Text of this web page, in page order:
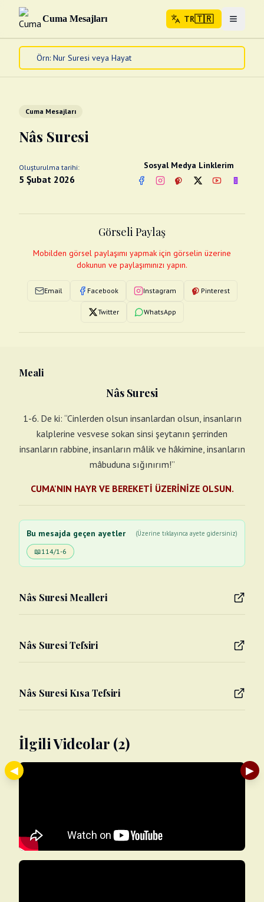
Cuma Mesajları TR🇹🇷 Menuyu
Ana Sayfa
Diğer
Abdest Videoları
Fotograflar
Cuma Mesajları
Nâs Suresi
Oluşturulma tarihi:
5 Şubat 2026
Sosyal Medya Linklerim
FacebookInstagram
PinterestTwitterYouTube
Görseli Paylaş
Mobilden görsel paylaşımı yapmak için görselin üzerine
dokunun ve paylaşımınızı yapın.
Email Facebook Instagram Pinterest
Twitter WhatsApp
Meali
Nâs Suresi
1-6. De ki: “Cinlerden olsun insanlardan olsun, insanların
kalplerine vesvese sokan sinsi şeytanın şerrinden
insanların rabbine, insanların mâlik ve hâkimine, insanların
mâbuduna sığınırım!”
CUMA'NIN HAYR VE BEREKETİ ÜZERİNİZE OLSUN.
Bu mesajda geçen ayetler (Üzerine tıklayınca ayete gidersiniz)
📖114/1-6
Nâs Suresi Mealleri
Nâs Suresi Tefsiri
Nâs Suresi Kısa Tefsiri
İlgili Videolar (2)
◀ ▶